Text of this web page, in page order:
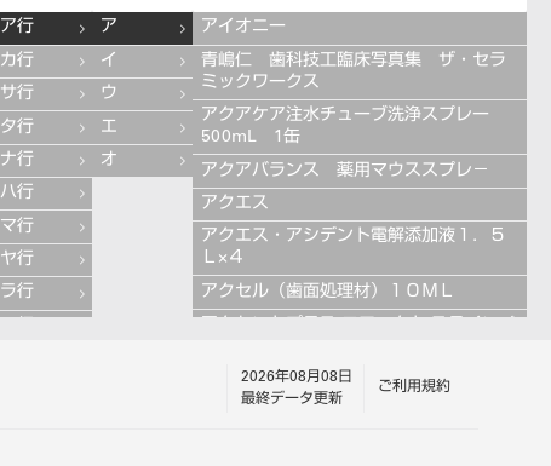
ア行
カ行
サ行
タ行
ナ行
ハ行
マ行
ヤ行
ラ行
ア
イ
ウ
エ
オ
アイオニー
青嶋仁 歯科技工臨床写真集 ザ・セラ
ミックワークス
アクアケア注水チューブ洗浄スプレー
500mL 1缶
アクアバランス 薬用マウススプレ－
アクエス
アクエス・アシデント電解添加液１．５
Ｌ×４
アクセル（歯面処理材）１０ＭＬ
アクセントプラス エフェクト ステインペ
ースト 4g ES13 グレー
2026年08月08日
最終データ更新
ご利用規約